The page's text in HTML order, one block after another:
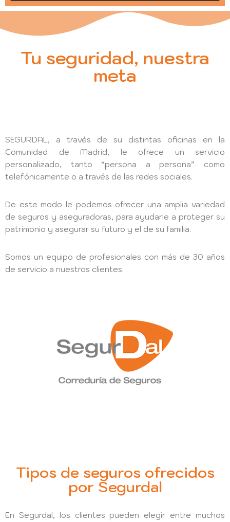
VALDEMORO
OBLIGATORIA
PARA
CIRCULAR
Tu seguridad, nuestra
meta
SEGURDAL, a través de su distintas oficinas en la
Comunidad de Madrid, le ofrece un servicio
personalizado, tanto “persona a persona” como
telefónicamente o a través de las redes sociales.
De este modo le podemos ofrecer una amplia variedad
de seguros y aseguradoras, para ayudarle a proteger su
patrimonio y asegurar su futuro y el de su familia.
Somos un equipo de profesionales con más de 30 años
de servicio a nuestros clientes.
Tipos de seguros ofrecidos
por Segurdal
En Segurdal, los clientes pueden elegir entre muchos